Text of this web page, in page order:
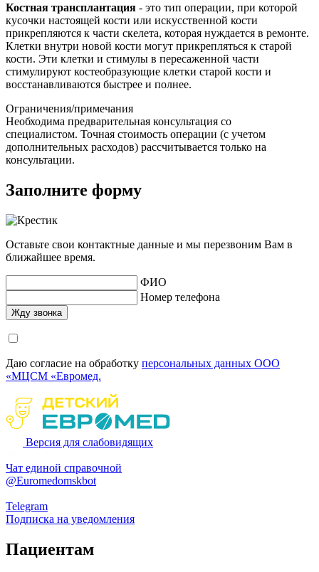
Костная трансплантация - это тип операции, при которой
кусочки настоящей кости или искусственной кости
прикрепляются к части скелета, которая нуждается в ремонте.
Клетки внутри новой кости могут прикрепляться к старой
кости. Эти клетки и стимулы в пересаженной части
стимулируют костеобразующие клетки старой кости и
восстанавливаются быстрее и полнее.
Ограничения/примечания
Необходима предварительная консультация со
специалистом. Точная стоимость операции (с учетом
дополнительных расходов) рассчитывается только на
консультации.
Заполните форму
Оставьте свои контактные данные и мы перезвоним Вам в
ближайшее время.
ФИО
Номер телефона
Даю согласие на обработку персональных данных ООО
«МЦСМ «Евромед.
Версия для слабовидящих
Чат единой справочной
@Euromedomskbot
Telegram
Подписка на уведомления
Пациентам